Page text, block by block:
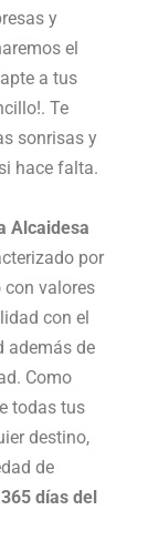
y
el
a tus
Te
sonrisas y
hace falta.
Alcaidesa
por
valores
con el
además de
Como
todas tus
destino,
de
días del